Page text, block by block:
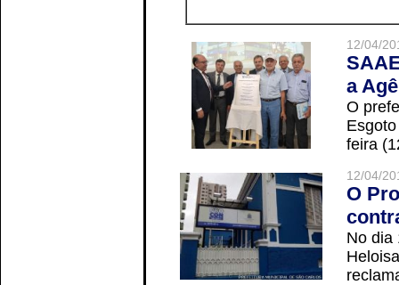
12/04/
a
O
feira
12/04/
O
No dia